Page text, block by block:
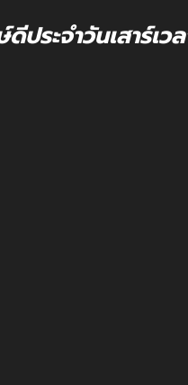
ประจำวันเสาร์เ